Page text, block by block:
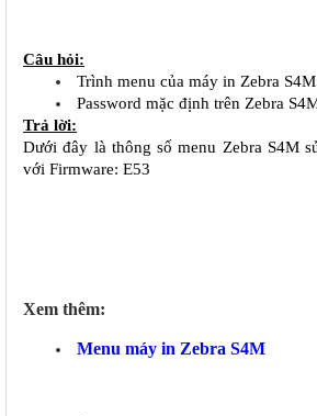
Câu hỏi:
Trình menu của máy in Zebra
Password mặc định trên Zebra
Trả lời:
Dưới đây là thông số menu Zebra S4M
với Firmware: E53
Xem thêm:
Menu máy in Zebra S4M